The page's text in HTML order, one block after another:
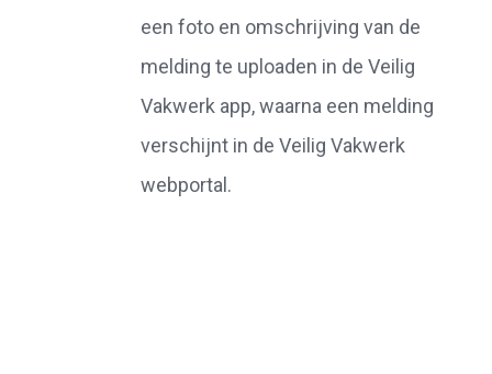
een foto en omschrijving van de
melding te uploaden in de Veilig
Vakwerk app, waarna een melding
verschijnt in de Veilig Vakwerk
webportal.